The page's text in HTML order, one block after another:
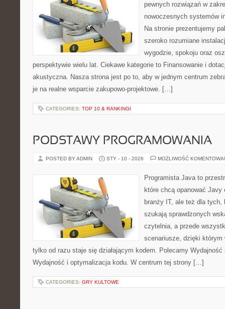
pewnych rozwiązań w
nowoczesnych systemów
Na stronie prezentujemy
szeroko rozumiane
wygodzie, spokoju oraz
perspektywie wielu lat. Ciekawe kategorie to Finansowanie i
akustyczna. Nasza strona jest po to, aby w jednym centrum
je na realne wsparcie zakupowo-projektowe. […]
CATEGORIES: TOP 10 & RANKINGI
PODSTAWY PROGRAMOWANIA
POSTED BY ADMIN STY - 10 - 2026 MOŻLIWOŚĆ
Programista Java to
które chcą opanować
branży IT, ale też dla
szukają sprawdzonych
czytelnia, a przede
scenariusze, dzięki którym
tylko od razu staje się działającym kodem. Polecamy
Wydajność i optymalizacja kodu. W centrum tej strony […]
CATEGORIES: GRY KULTOWE